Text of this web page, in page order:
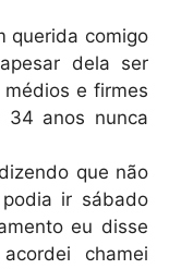
querida comigo
dela ser
e firmes
34 anos nunca
que não
ir sábado
eu disse
chamei